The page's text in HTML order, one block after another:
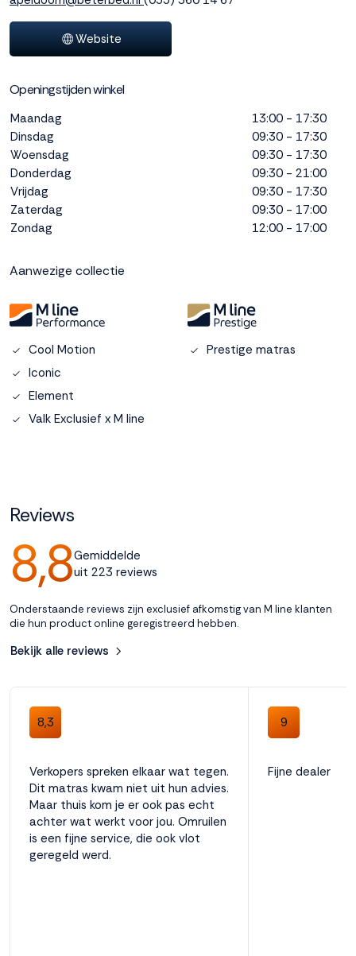
onze website te
anoniem. Meer
weten? Lees
dit overzicht
alle
cookieinstellingen en
lees hier onze privacy
policy
accepteren geef je
toestemming voor
cookies. Kies je voor
Weigeren? Dan
functionele en
analytische cookies.
Website
Openingstijden winkel
Maandag
13:00 - 17:30
Dinsdag
09:30 - 17:30
Woensdag
09:30 - 17:30
Donderdag
09:30 - 21:00
Vrijdag
09:30 - 17:30
Zaterdag
09:30 - 17:00
Zondag
12:00 - 17:00
Aanwezige collectie
Cool Motion
Iconic
Element
Valk Exclusief x M line
Prestige matras
Reviews
8,8Gemiddelde
uit 223 reviews
Onderstaande reviews zijn exclusief afkomstig van M line klanten
die hun product online geregistreerd hebben.
Bekijk alle reviews
8,3
Verkopers spreken elkaar wat tegen.
Dit matras kwam niet uit hun advies.
Maar thuis kom je er ook pas echt
achter wat werkt voor jou. Omruilen
is een fijne service, die ook vlot
geregeld werd.
9
Fijne dealer